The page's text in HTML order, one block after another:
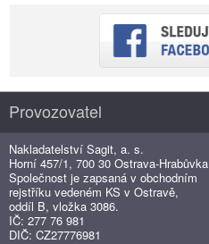
Provozovatel
Nakladatelství Sagit, a. s.
Horní 457/1, 700 30 Ostrava-Hrabůvka
Společnost je zapsaná v obchodním
rejstříku vedeném KS v Ostravě,
oddíl B, vložka 3086.
IČ: 277 76 981
DIČ: CZ27776981